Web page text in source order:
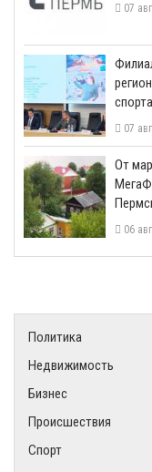
07
спорта
07
От
06
Политика
Недвижимость
Бизнес
Происшествия
Спорт